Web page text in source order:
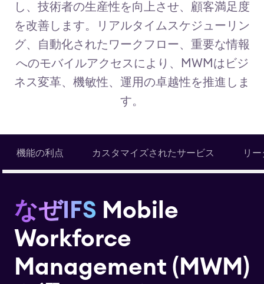
し、技術者の生産性を向上させ、顧客満足度
を改善します。リアルタイムスケジューリン
グ、自動化されたワークフロー、重要な情報
へのモバイルアクセスにより、MWMはビジ
ネス変革、機敏性、運用の卓越性を推進しま
す。
機能の利点 カスタマイズされたサービス リ
なぜIFS Mobile
Workforce
Management (MWM)